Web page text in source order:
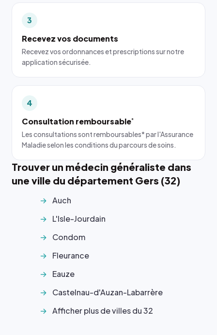
3
Recevez vos documents
Recevez vos ordonnances et prescriptions sur notre
application sécurisée.
4
Consultation remboursable*
Les consultations sont remboursables* par l'Assurance
Maladie selon les conditions du parcours de soins.
Trouver un médecin généraliste dans
une ville du département Gers (32)
Auch
L'Isle-Jourdain
Condom
Fleurance
Eauze
Castelnau-d'Auzan-Labarrère
Afficher plus de villes du 32